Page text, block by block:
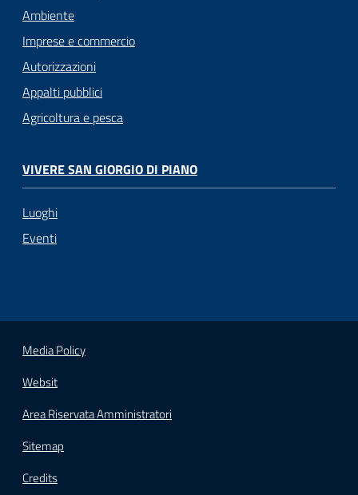
Ambiente
Imprese e commercio
Autorizzazioni
Appalti pubblici
Agricoltura e pesca
VIVERE SAN GIORGIO DI PIANO
Luoghi
Eventi
Media Policy
Websit
Area Riservata Amministratori
Sitemap
Credits